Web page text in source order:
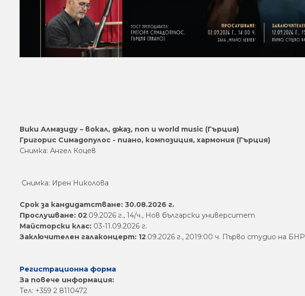
Вики Алмазиду – вокал, джаз, поп и world music (Гърция)
Григорис Симадопулос - пиано, композиция, хармония (Гърция)
Снимка: Ангел Коцев
Снимка: Ирен Николова
Срок за кандидатстване: 30.08.2026 г.
Прослушване: 02.09.2026 г., 14/ч., Нов български университет
Майсторски клас: 03-11.09.2026 г.
Заключителен галаконцерт: 12.09.2026 г., 2019:00 ч. Първо студио на БНР
Регистрационна форма
За повече информация:
Тел: +359 2 8110472